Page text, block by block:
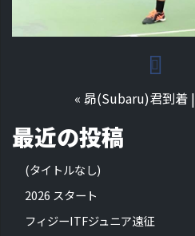
« 昴(Subaru)君到着|
最近の投稿
(タイトルなし)
2026 スタート
フィジーITFジュニア遠征